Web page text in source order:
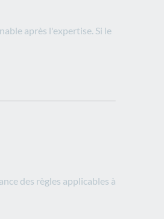
après l'expertise. Si le
des règles applicables à